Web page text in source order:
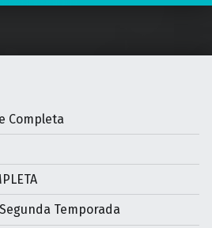
Completa
Temporada